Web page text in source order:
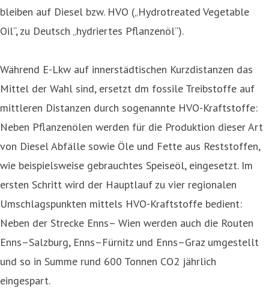
bleiben auf Diesel bzw. HVO („Hydrotreated Vegetable
Oil“, zu Deutsch „hydriertes Pflanzenöl“).
Während E-Lkw auf innerstädtischen Kurzdistanzen das
Mittel der Wahl sind, ersetzt dm fossile Treibstoffe auf
mittleren Distanzen durch sogenannte HVO-Kraftstoffe:
Neben Pflanzenölen werden für die Produktion dieser Art
von Diesel Abfälle sowie Öle und Fette aus Reststoffen,
wie beispielsweise gebrauchtes Speiseöl, eingesetzt. Im
ersten Schritt wird der Hauptlauf zu vier regionalen
Umschlagspunkten mittels HVO-Kraftstoffe bedient:
Neben der Strecke Enns– Wien werden auch die Routen
Enns–Salzburg, Enns–Fürnitz und Enns–Graz umgestellt
und so in Summe rund 600 Tonnen CO2 jährlich
eingespart.